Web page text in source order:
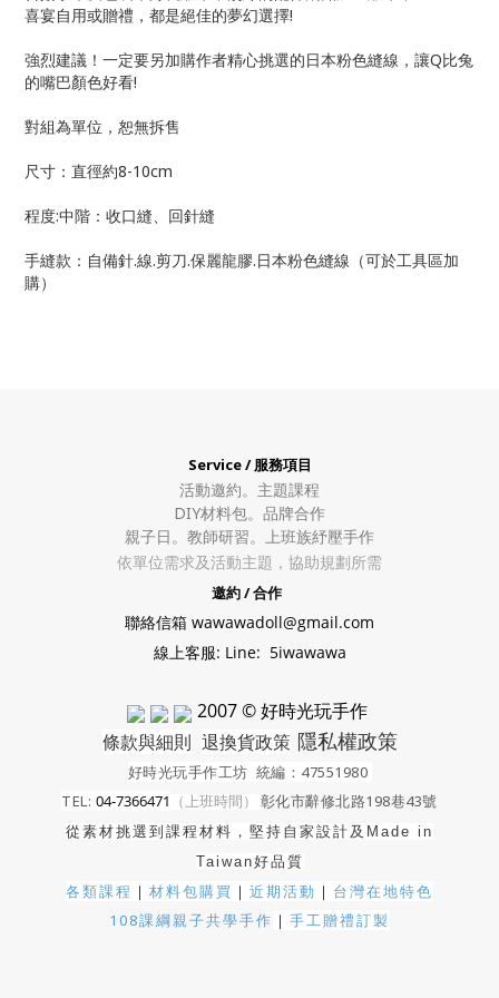
喜宴自用或贈禮，都是絕佳的夢幻選擇!
強烈建議！一定要另加購作者精心挑選的日本粉色縫線，讓Q比兔
的嘴巴顏色好看!
對組為單位，恕無拆售
尺寸：直徑約8-10cm
程度:中階：收口縫、回針縫
手縫款：自備針.線.剪刀.保麗龍膠.日本粉色縫線（可於工具區加
購）
Service / 服務項目
活動邀約。 主題課程
DIY材料包。 品牌合作
親子日。教師研習。上班族紓壓手作
依單位需求及活動主題，協助規劃所需
邀約 / 合作
聯絡信箱 wawawadoll@gmail.com
線上客服: Line: 5iwawawa
2007 © 好時光玩手作
條款與細則 退換貨政策 隱私權政策
好時光玩手作工坊 統編：47551980
TEL: 04-7366471 （上班時間） 彰化市辭修北路198巷43號
從素材挑選到課程材料，堅持自家設計及 Made in
Taiwan好品質
各類課程 ｜ 材料包購買 ｜ 近期活動 ｜ 台灣在地特色
108課綱親子共學手作 ｜ 手工贈禮訂製